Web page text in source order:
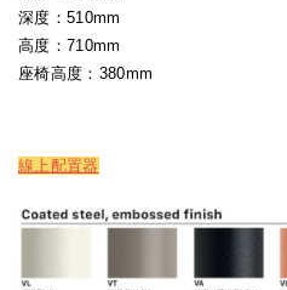
深度：510mm
高度：710mm
座椅高度：380mm
線上配置器